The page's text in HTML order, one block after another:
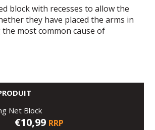
block with recesses to allow the
they have placed the arms in
most common cause of
Net Block
€10,99 RRP